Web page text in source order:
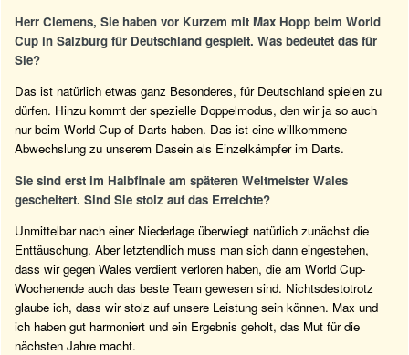
Herr Clemens, Sie haben vor Kurzem mit Max Hopp beim World
Cup in Salzburg für Deutschland gespielt. Was bedeutet das für
Sie?
Das ist natürlich etwas ganz Besonderes, für Deutschland spielen zu
dürfen. Hinzu kommt der spezielle Doppelmodus, den wir ja so auch
nur beim World Cup of Darts haben. Das ist eine willkommene
Abwechslung zu unserem Dasein als Einzelkämpfer im Darts.
Sie sind erst im Halbfinale am späteren Weltmeister Wales
gescheitert. Sind Sie stolz auf das Erreichte?
Unmittelbar nach einer Niederlage überwiegt natürlich zunächst die
Enttäuschung. Aber letztendlich muss man sich dann eingestehen,
dass wir gegen Wales verdient verloren haben, die am World Cup-
Wochenende auch das beste Team gewesen sind. Nichtsdestotrotz
glaube ich, dass wir stolz auf unsere Leistung sein können. Max und
ich haben gut harmoniert und ein Ergebnis geholt, das Mut für die
nächsten Jahre macht.